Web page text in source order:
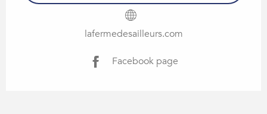
lafermedesailleurs.com
Facebook page